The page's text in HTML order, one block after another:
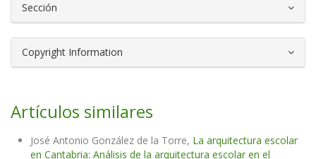
Sección
Copyright Information
Artículos similares
José Antonio González de la Torre, La arquitectura escolar
en Cantabria: Análisis de la arquitectura escolar en el